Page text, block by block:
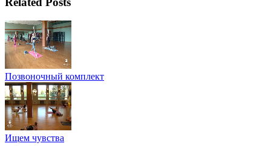
Позвоночный комплект
Ищем чувства